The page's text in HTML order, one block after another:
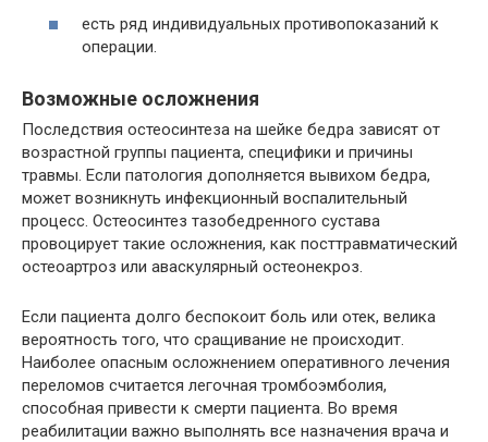
есть ряд индивидуальных противопоказаний к
операции.
Возможные осложнения
Последствия остеосинтеза на шейке бедра зависят от
возрастной группы пациента, специфики и причины
травмы. Если патология дополняется вывихом бедра,
может возникнуть инфекционный воспалительный
процесс. Остеосинтез тазобедренного сустава
провоцирует такие осложнения, как посттравматический
остеоартроз или аваскулярный остеонекроз.
Если пациента долго беспокоит боль или отек, велика
вероятность того, что сращивание не происходит.
Наиболее опасным осложнением оперативного лечения
переломов считается легочная тромбоэмболия,
способная привести к смерти пациента. Во время
реабилитации важно выполнять все назначения врача и